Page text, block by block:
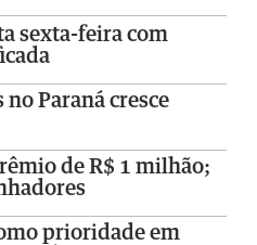
sexta-feira com
Paraná cresce
de R$ 1 milhão;
prioridade em